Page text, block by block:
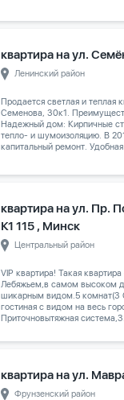
квартира на ул.
Ленинский район
Продается светлая и теплая
Семенова, 30к1.
Надежный дом: Кирпичные
тепло- и шумоизоляцию. В
капитальный ремонт.
квартира на ул. Пр.
К1 115 , Минск
Центральный район
VIP квартира! Такая
Лебяжьем,в самом высоком
шикарным видом.5 комнат(3
гостиная с видом на весь
Приточновытяжная
квартира на ул.
Фрунзенский район